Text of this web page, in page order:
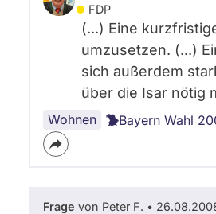
FDP
(...) Eine
umzusetzen. (...)
sich außerdem
über die Isar nötig
Wohnen Bayern Wahl
Frage von Peter F. •